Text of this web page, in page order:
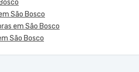
São Bosco
em São Bosco
São Bosco